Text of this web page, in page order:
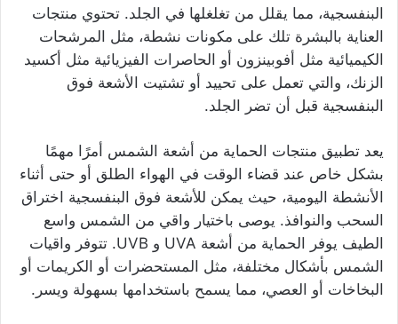
البنفسجية، مما يقلل من تغلغلها في الجلد. تحتوي منتجات
العناية بالبشرة تلك على مكونات نشطة، مثل المرشحات
الكيميائية مثل أفوبينزون أو الحاصرات الفيزيائية مثل أكسيد
الزنك، والتي تعمل على تحييد أو تشتيت الأشعة فوق
البنفسجية قبل أن تضر الجلد.
يعد تطبيق منتجات الحماية من أشعة الشمس أمرًا مهمًا
بشكل خاص عند قضاء الوقت في الهواء الطلق أو حتى أثناء
الأنشطة اليومية، حيث يمكن للأشعة فوق البنفسجية اختراق
السحب والنوافذ. يوصى باختيار واقي من الشمس واسع
الطيف يوفر الحماية من أشعة UVA و UVB. تتوفر واقيات
الشمس بأشكال مختلفة، مثل المستحضرات أو الكريمات أو
البخاخات أو العصي، مما يسمح باستخدامها بسهولة ويسر.